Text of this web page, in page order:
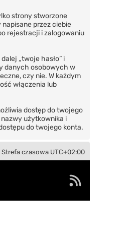
strony stworzone
przez ciebie
rejestracji i zalogowaniu
„twoje hasło” i
danych osobowych w
czy nie. W każdym
włączenia lub
dostęp do twojego
nazwy użytkownika i
do twojego konta.
Strefa czasowa UTC+02:00